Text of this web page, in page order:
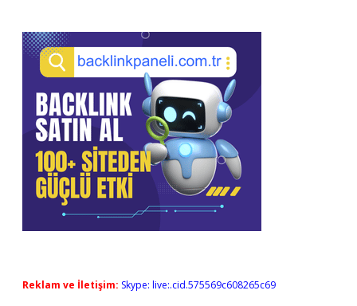
Reklam ve İletişim: Skype: live:.cid.575569c608265c69